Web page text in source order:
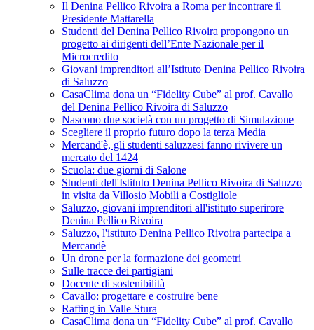
Il Denina Pellico Rivoira a Roma per incontrare il
Presidente Mattarella
Studenti del Denina Pellico Rivoira propongono un
progetto ai dirigenti dell’Ente Nazionale per il
Microcredito
Giovani imprenditori all’Istituto Denina Pellico Rivoira
di Saluzzo
CasaClima dona un “Fidelity Cube” al prof. Cavallo
del Denina Pellico Rivoira di Saluzzo
Nascono due società con un progetto di Simulazione
Scegliere il proprio futuro dopo la terza Media
Mercand'è, gli studenti saluzzesi fanno rivivere un
mercato del 1424
Scuola: due giorni di Salone
Studenti dell'Istituto Denina Pellico Rivoira di Saluzzo
in visita da Villosio Mobili a Costigliole
Saluzzo, giovani imprenditori all'istituto superirore
Denina Pellico Rivoira
Saluzzo, l'istituto Denina Pellico Rivoira partecipa a
Mercandè
Un drone per la formazione dei geometri
Sulle tracce dei partigiani
Docente di sostenibilità
Cavallo: progettare e costruire bene
Rafting in Valle Stura
CasaClima dona un “Fidelity Cube” al prof. Cavallo